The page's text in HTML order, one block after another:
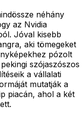
néhány
az Nvidia
Jóval kisebb
aki tömegeket
pózolt
szójaszószos
a vállalati
mutatják a
piacán, ahol a két